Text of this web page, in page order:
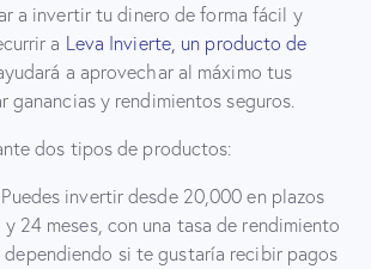
a invertir tu dinero de forma fácil y
a Leva Invierte, un producto de
a aprovechar al máximo tus
ganancias y rendimientos seguros.
dos tipos de productos:
invertir desde 20,000 en plazos
y 24 meses, con una tasa de rendimiento
dependiendo si te gustaría recibir pagos